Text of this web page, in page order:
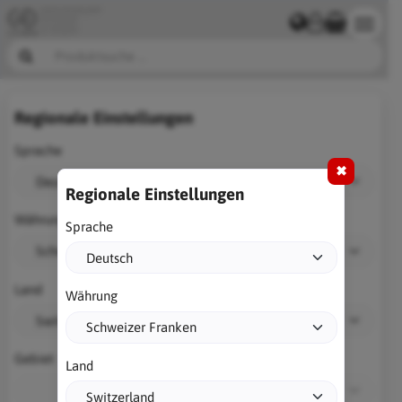
Regionale Einstellungen
Sprache
Währung
Land
Gebiet
✖
Regionale Einstellungen
Sprache
Währung
Land